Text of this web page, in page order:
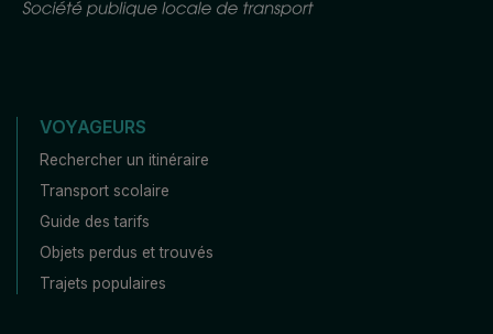
VOYAGEURS
Rechercher un itinéraire
Transport scolaire
Guide des tarifs
Objets perdus et trouvés
Trajets populaires